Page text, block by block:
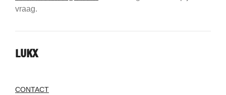
vraag.
LUKX
CONTACT